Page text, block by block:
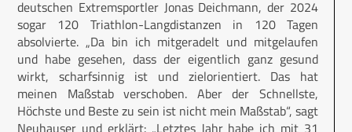
deutschen Extremsportler Jonas Deichmann, der 2024
sogar 120 Triathlon-Langdistanzen in 120 Tagen
absolvierte. „Da bin ich mitgeradelt und mitgelaufen
und habe gesehen, dass der eigentlich ganz gesund
wirkt, scharfsinnig ist und zielorientiert. Das hat
meinen Maßstab verschoben. Aber der Schnellste,
Höchste und Beste zu sein ist nicht mein Maßstab“, sagt
Neuhauser und erklärt: „Letztes Jahr habe ich mit 31